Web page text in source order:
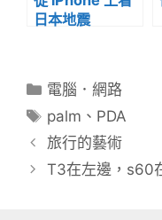
日本地震
分
電腦．網路
標
籤
palm 、 PDA
旅行的藝術
T3在左邊，s60